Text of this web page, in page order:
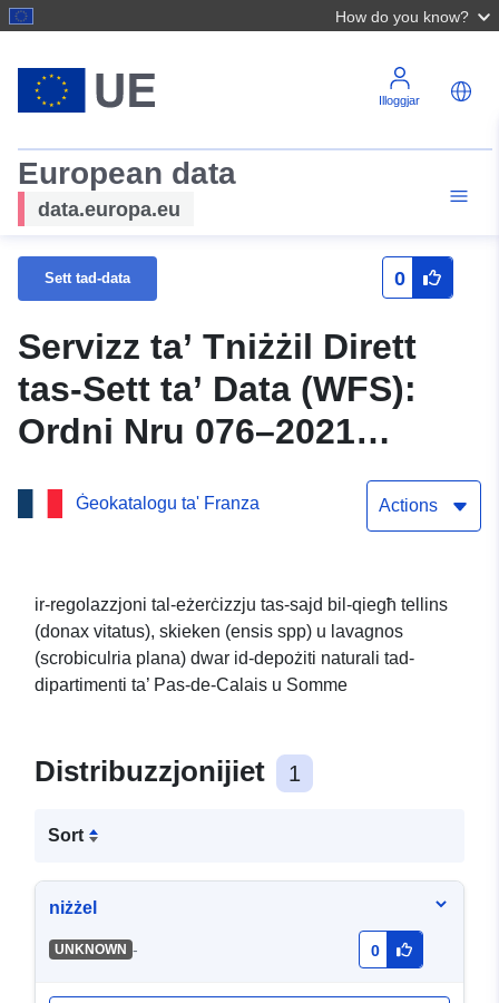
How do you know?
Illoggjar
European data
data.europa.eu
Sett tad-data 0
Servizz ta’ Tniżżil Dirett
tas-Sett ta’ Data (WFS):
Ordni Nru 076–2021
Servizz ta’ Tniżżil Dirett
tas-Sett ta’ Data (WFS):
Ġeokatalogu ta' Franza Actions
ir-regolazzjoni tal-eżerċizzju tas-sajd bil-qiegħ tellins
(donax vitatus), skieken (ensis spp) u lavagnos
(scrobiculria plana) dwar id-depożiti naturali tad-
dipartimenti ta’ Pas-de-Calais u Somme
Distribuzzjonijiet 1
Sort
niżżel
UNKNOWN - 0